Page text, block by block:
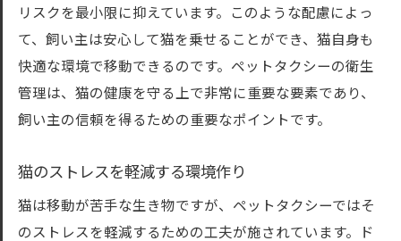
リスクを最小限に抑えています。このような配慮によっ
て、飼い主は安心して猫を乗せることができ、猫自身も
快適な環境で移動できるのです。ペットタクシーの衛生
管理は、猫の健康を守る上で非常に重要な要素であり、
飼い主の信頼を得るための重要なポイントです。
猫のストレスを軽減する環境作り
猫は移動が苦手な生き物ですが、ペットタクシーではそ
のストレスを軽減するための工夫が施されています。ド